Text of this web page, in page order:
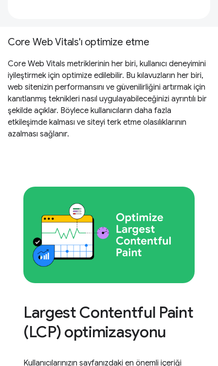
Core Web Vitals'ı optimize etme
Core Web Vitals metriklerinin her biri, kullanıcı deneyimini
iyileştirmek için optimize edilebilir. Bu kılavuzların her biri,
web sitenizin performansını ve güvenilirliğini artırmak için
kanıtlanmış teknikleri nasıl uygulayabileceğinizi ayrıntılı bir
şekilde açıklar. Böylece kullanıcıların daha fazla
etkileşimde kalması ve siteyi terk etme olasılıklarının
azalması sağlanır.
Largest Contentful Paint
(LCP) optimizasyonu
Kullanıcılarınızın sayfanızdaki en önemli içeriği